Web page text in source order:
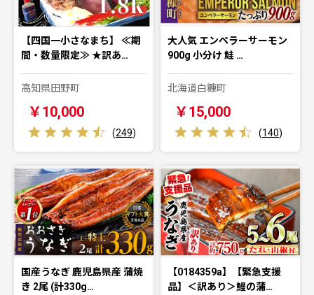
【四国一小さなまち】 ≪期
間・数量限定≫ ★訳あ…
高知県田野町
￥10,000
(249)
大人気 エンペラーサーモン
900g 小分け 鮭 …
北海道白糠町
￥15,000
(140)
国産うなぎ 鹿児島県産 蒲焼
き 2尾 (計330g…
【0184359a】【緊急支援
品】＜訳あり＞鰻の蒲…